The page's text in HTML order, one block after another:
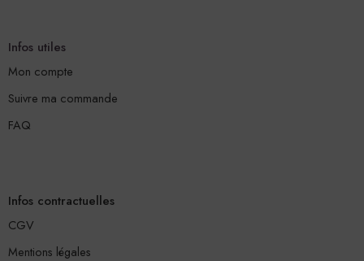
Infos utiles
Mon compte
Suivre ma commande
FAQ
Infos contractuelles
CGV
Mentions légales